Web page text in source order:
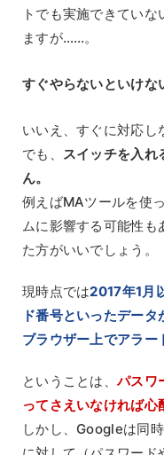
トでも実施できてい
ますが……。
すぐやらないといけな
いいえ、すぐに対応し
でも、 スイッチを入れ
ん。
例えばMAツールを使
ムに影響する可能性
た方がいいでしょう。
現時点では2017年1月
ド番号といったデー
ブラウザー上でアラー
ということは、パスワ
ってさえいなければ心
しかし、Googleは同